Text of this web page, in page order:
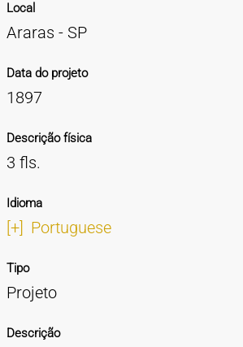
Local
Araras - SP
Data do projeto
1897
Descrição física
3 fls.
Idioma
[+] Portuguese
Tipo
Projeto
Descrição